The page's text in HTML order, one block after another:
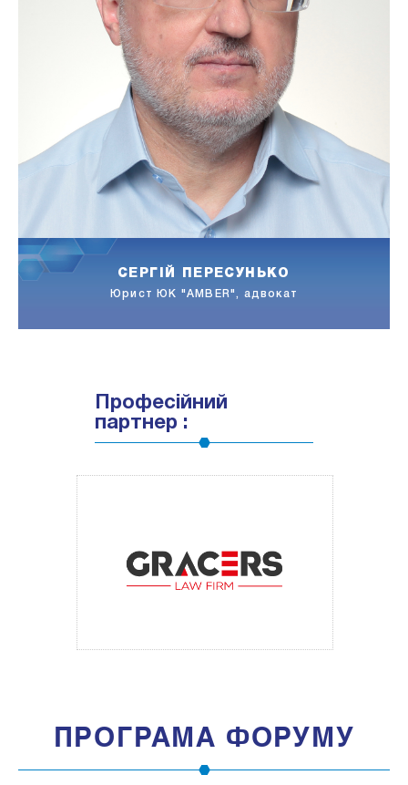
ЛІДІЯ КАРПЛЮК
Адвокатка АО "Лещенко, Дорошенко і партнери"
Професійний
партнер :
ПРОГРАМА ФОРУМУ